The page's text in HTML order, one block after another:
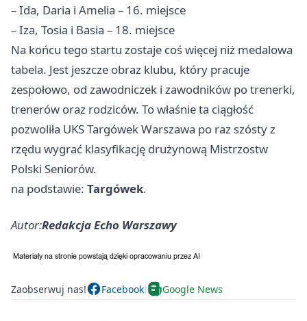
– Ida, Daria i Amelia – 16. miejsce
– Iza, Tosia i Basia – 18. miejsce
Na końcu tego startu zostaje coś więcej niż medalowa
tabela. Jest jeszcze obraz klubu, który pracuje
zespołowo, od zawodniczek i zawodników po trenerki,
trenerów oraz rodziców. To właśnie ta ciągłość
pozwoliła UKS Targówek Warszawa po raz szósty z
rzędu wygrać klasyfikację drużynową Mistrzostw
Polski Seniorów.
na podstawie: Targówek.
Autor:Redakcja Echo Warszawy
Zaobserwuj nas! Facebook Google News